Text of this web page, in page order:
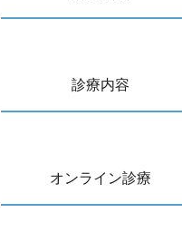
診療内容
オンライン診療